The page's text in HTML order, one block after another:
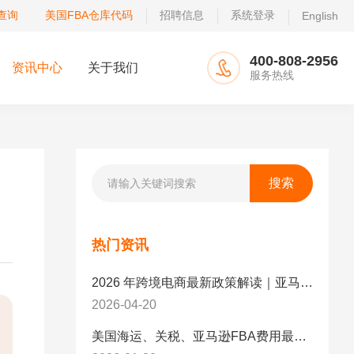
询 美国FBA仓库代码 招聘信息 系统登录 English
资讯中心 关于我们 400-808-2956
服务热线
热门资讯
2026 年跨境电商最新政策解读｜亚马逊卖家必看：合规、成本与物流新机遇
2026-04-20
美国海运、关税、亚马逊FBA费用最新政策解读与应对策略（2026版）